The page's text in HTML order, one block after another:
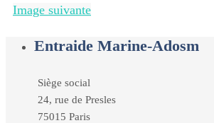
Image suivante
Entraide Marine-Adosm
Siège social
24, rue de Presles
75015 Paris